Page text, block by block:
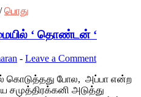
/பொது
‘ தொண்டன் ‘
- Leave a Comment
கொடுத்தது போல, அப்பா என்ற
அடுத்து